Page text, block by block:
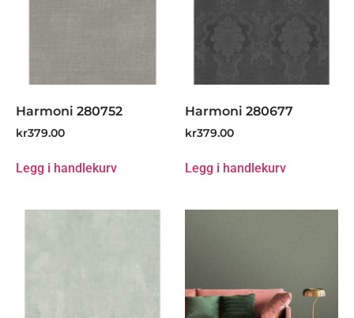
Harmoni 280752
kr379.00
Legg i handlekurv
Harmoni 280677
kr379.00
Legg i handlekurv